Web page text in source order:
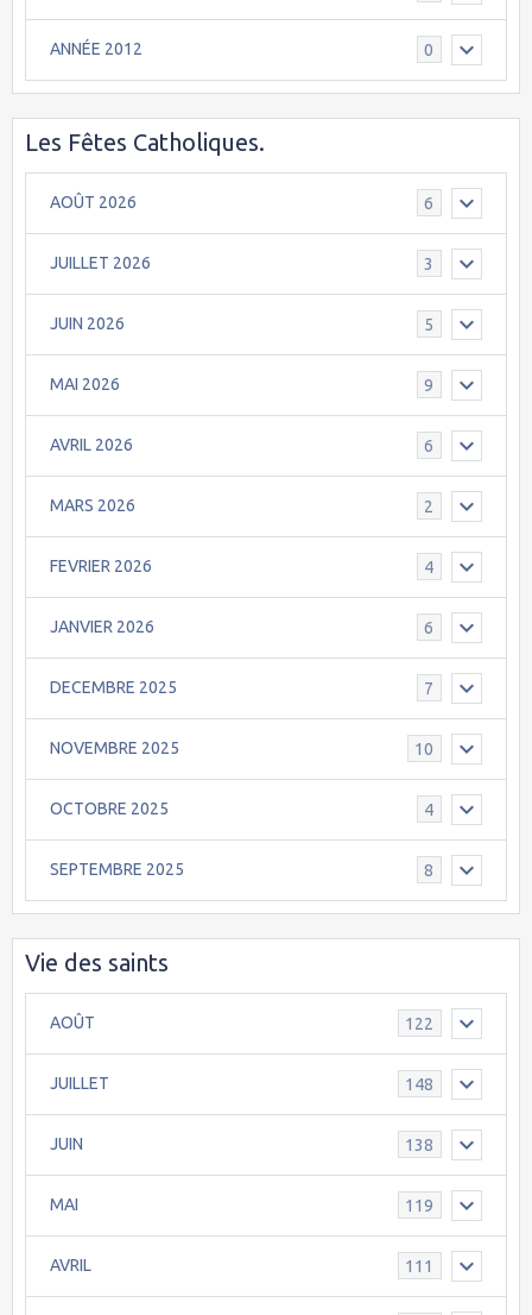
ANNÉE 2012 0
Les Fêtes Catholiques.
AOÛT 2026 6
JUILLET 2026 3
JUIN 2026 5
MAI 2026 9
AVRIL 2026 6
MARS 2026 2
FEVRIER 2026 4
JANVIER 2026 6
DECEMBRE 2025 7
NOVEMBRE 2025 10
OCTOBRE 2025 4
SEPTEMBRE 2025 8
Vie des saints
AOÛT 122
JUILLET 148
JUIN 138
MAI 119
AVRIL 111